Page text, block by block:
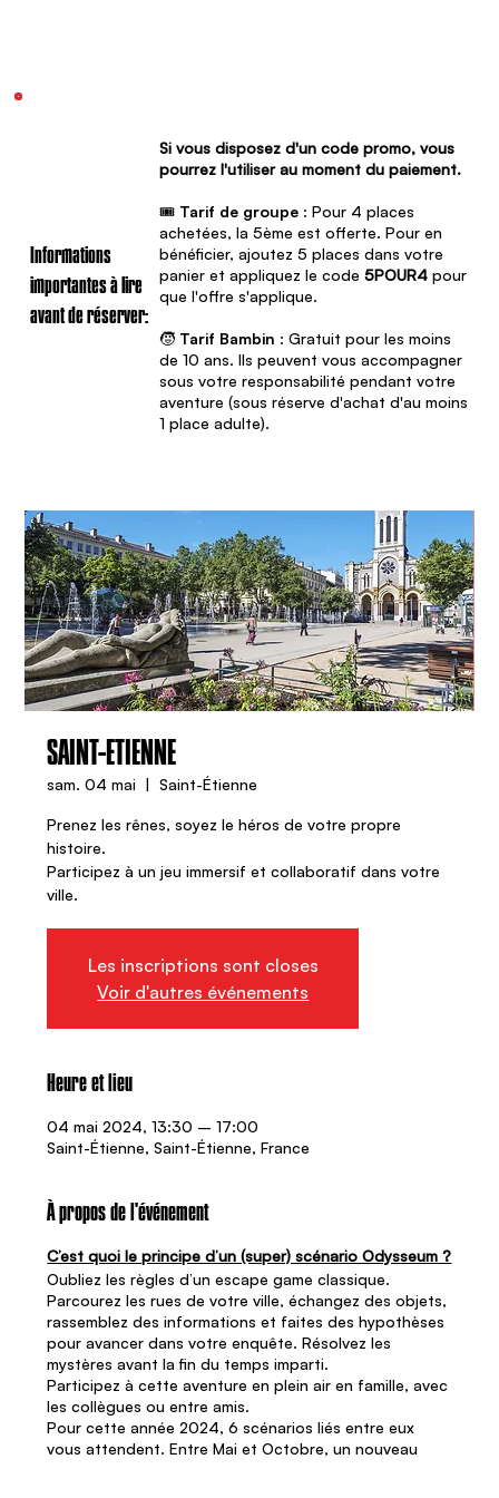
Informations
importantes à lire
avant de réserver:
Si vous disposez d'un code promo, vous
pourrez l'utiliser au moment du paiement.
🎟️ Tarif de groupe : Pour 4 places
achetées, la 5ème est offerte. Pour en
bénéficier, ajoutez 5 places dans votre
panier et appliquez le code5POUR4 pour
que l'offre s'applique.
🧒 Tarif Bambin : Gratuit pour les moins
de 10 ans. Ils peuvent vous accompagner
sous votre responsabilité pendant votre
aventure (sous réserve d'achat d'au moins
1 place adulte).
SAINT-ETIENNE
sam. 04 mai
  |
Saint-Étienne
Prenez les rênes, soyez le héros de votre propre
histoire.
Participez à un jeu immersif et collaboratif dans votre
ville.
Les inscriptions sont closes
Voir d'autres événements
Heure et lieu
04 mai 2024, 13:30 – 17:00
Saint-Étienne, Saint-Étienne, France
À propos de l'événement
C’est quoi le principe d’un (super) scénario Odysseum ?
Oubliez les règles d’un escape game classique.
Parcourez les rues de votre ville, échangez des objets,
rassemblez des informations et faites des hypothèses
pour avancer dans votre enquête. Résolvez les
mystères avant la fin du temps imparti.
Participez à cette aventure en plein air en famille, avec
les collègues ou entre amis.
Pour cette année 2024, 6 scénarios liés entre eux
vous attendent. Entre Mai et Octobre, un nouveau